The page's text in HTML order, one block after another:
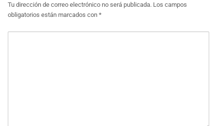
Tu dirección de correo electrónico no será publicada. Los campos
obligatorios están marcados con *